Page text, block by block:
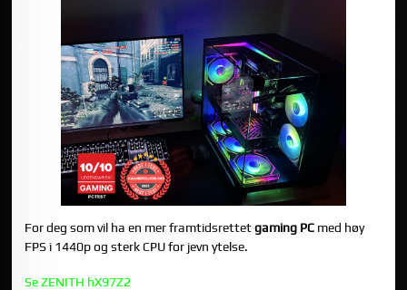
For deg som vil ha en mer framtidsrettetgaming PC med høy
FPS i 1440p og sterk CPU for jevn ytelse.
Se ZENITH hX97Z2